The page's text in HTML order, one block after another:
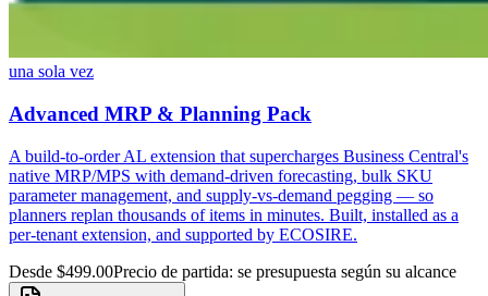
una sola vez
Advanced MRP & Planning Pack
A build-to-order AL extension that supercharges Business Central's
native MRP/MPS with demand-driven forecasting, bulk SKU
parameter management, and supply-vs-demand pegging — so
planners replan thousands of items in minutes. Built, installed as a
per-tenant extension, and supported by ECOSIRE.
Desde $499.00Precio de partida: se presupuesta según su alcance